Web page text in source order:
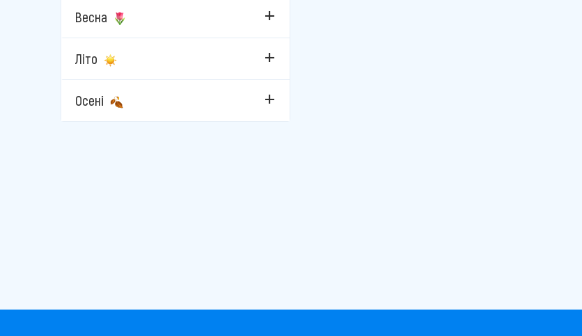
Велинград
Каварна
Кранево
Приморсько
Весна
Літо
Осені